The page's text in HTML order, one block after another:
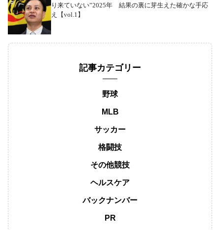
り来ていない”2025年 結果の裏に芽生えた確かな手応
え【vol.1】
記事カテゴリー
野球
MLB
サッカー
格闘技
その他競技
ヘルスケア
バックナンバー
PR